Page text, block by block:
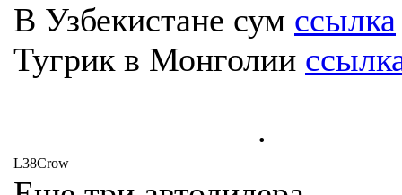
В Узбекистане сум ссылка
Тугрик в Монголии
.
L38Crow